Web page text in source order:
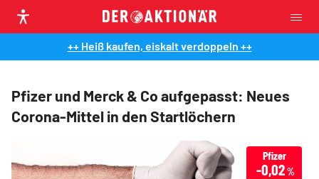
++ Heiß kaufen, eiskalt verdoppeln ++
Pfizer und Merck & Co aufgepasst: Neues
Corona-Mittel in den Startlöchern
Pfizer
-0,02%